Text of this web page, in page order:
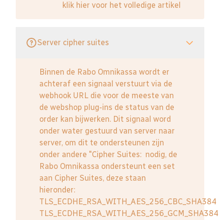
klik hier voor het volledige artikel
Server cipher suites
Binnen de Rabo Omnikassa wordt er
achteraf een signaal verstuurt via de
webhook URL die voor de meeste van
de webshop plug-ins de status van de
order kan bijwerken. Dit signaal word
onder water gestuurd van server naar
server, om dit te ondersteunen zijn
onder andere "Cipher Suites: nodig, de
Rabo Omnikassa ondersteunt een set
aan Cipher Suites, deze staan
hieronder:
TLS_ECDHE_RSA_WITH_AES_256_CBC_SHA384
TLS_ECDHE_RSA_WITH_AES_256_GCM_SHA384